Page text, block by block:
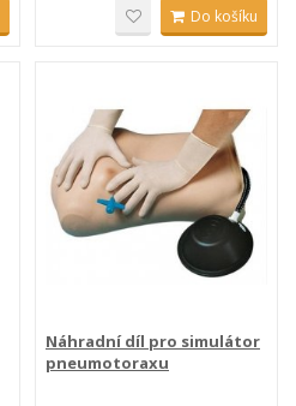
Do košíku
Náhradní díl pro simulátor
pneumotoraxu